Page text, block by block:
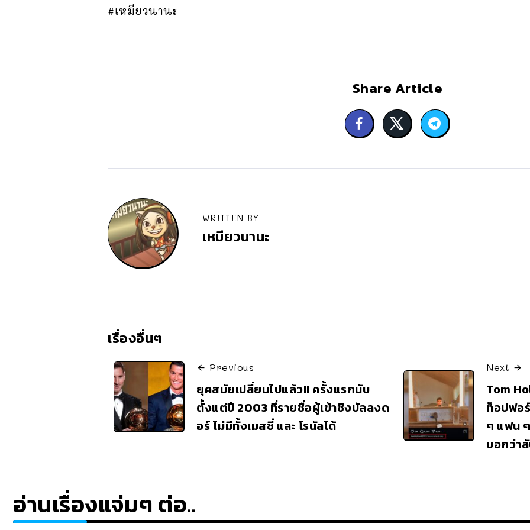
#เหมียวนานะ
Share Article
WRITTEN BY
เหมียวนานะ
เรื่องอื่นๆ
Previous
ยุคสมัยเปลี่ยนไปแล้ว!! ครั้งแรกนับ
ตั้งแต่ปี 2003 ที่รายชื่อผู้เข้าชิงบัลลงด
อร์ ไม่มีทั้งเมสซี่ และ โรนัลโด้
Next
Tom
ท็อปฟอ
ๆ แฟน
บอกว่า
อ่านเรื่องแจ่มๆ ต่อ..